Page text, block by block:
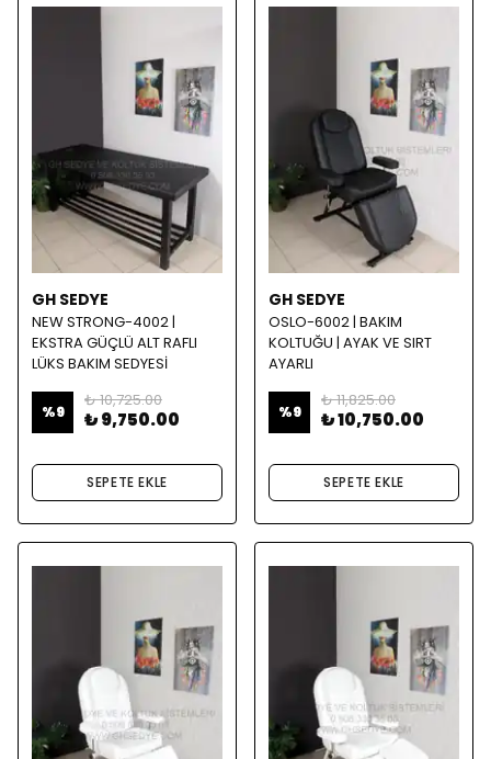
GH SEDYE
NEW STRONG-4002 |
EKSTRA GÜÇLÜ ALT RAFLI
LÜKS BAKIM SEDYESİ
%9
₺ 10,725.00
₺ 9,750.00
SEPETE EKLE
GH SEDYE
OSLO-6002 | BAKIM
KOLTUĞU | AYAK VE SIRT
AYARLI
%9
₺ 11,825.00
₺ 10,750.00
SEPETE EKLE